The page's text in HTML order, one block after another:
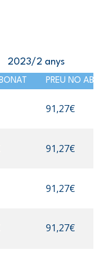
2023/2 anys
PREU NO
91,27€
91,27€
91,27€
91,27€